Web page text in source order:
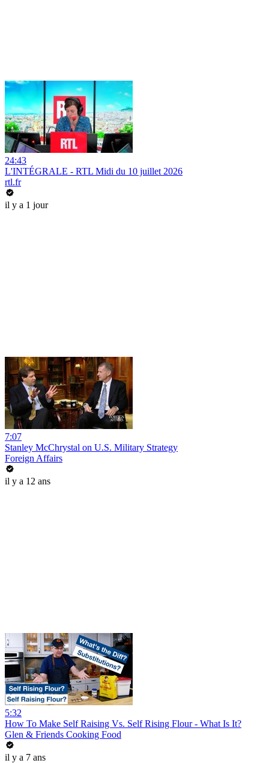
24:43
L'INTÉGRALE - RTL Midi du 10 juillet 2026
rtl.fr
il y a 1 jour
7:07
Stanley McChrystal on U.S. Military Strategy
Foreign Affairs
il y a 12 ans
5:32
How To Make Self Raising Vs. Self Rising Flour - What Is It?
Glen & Friends Cooking Food
il y a 7 ans